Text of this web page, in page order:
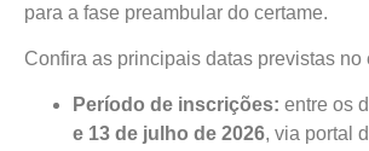
para a fase preambular do certame.
Confira as principais datas previstas no
Período de inscrições: entre os
e 13 de julho de 2026, via portal